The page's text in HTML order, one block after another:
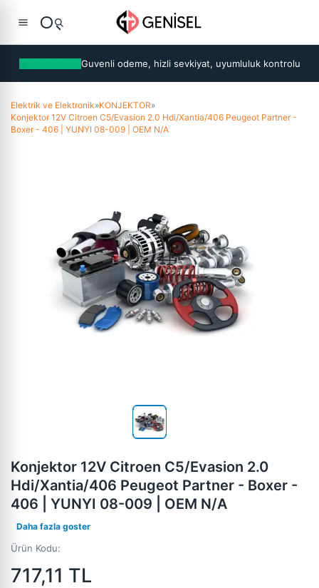
Guvenli odeme, hizli sevkiyat, uyumluluk kontrolu
Elektrik ve Elektronik»KONJEKTOR»
Konjektor 12V Citroen C5/Evasion 2.0 Hdi/Xantia/406 Peugeot Partner -
Boxer - 406 | YUNYI 08-009 | OEM N/A
Konjektor 12V Citroen C5/Evasion 2.0
Hdi/Xantia/406 Peugeot Partner - Boxer -
406 | YUNYI 08-009 | OEM N/A
Daha fazla goster
Ürün Kodu:
717,11 TL